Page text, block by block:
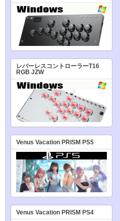
レバーレスコントローラーT16
RGB JZW
Venus Vacation PRISM PS5
Venus Vacation PRISM PS4